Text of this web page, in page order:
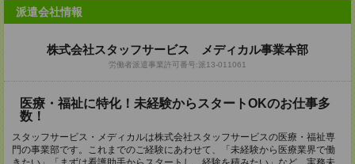
派遣会社情報
株式会社スタッフサービス メディカル事業本部
労働者派遣事業許可番号:派13-011061
医療・福祉に特化！未経験からスタートOKのお仕事多
数！
スタッフサービス・メディカルは株式会社スタッフサービスの医療・福祉専
門の事業部です。これまでのご経験にあわせて、「未経験から医療業界で働